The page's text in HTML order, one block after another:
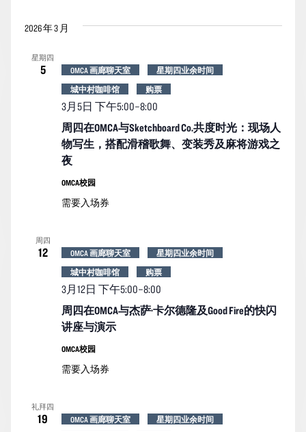
2026 年 3 月
星期四
5
周四在OMCA与Sketchboard Co.共度时光：现场人
物写生，搭配滑稽歌舞、变装秀及麻将游戏之
夜
3月5日 下午5:00–8:00
OMCA 画廊聊天室
星期四业余时间
城中村咖啡馆
购票
OMCA校园
需要入场券
周四
12
周四在OMCA与杰萨·卡尔德隆及Good Fire的快闪
讲座与演示
3月12日 下午5:00–8:00
OMCA 画廊聊天室
星期四业余时间
城中村咖啡馆
购票
OMCA校园
需要入场券
礼拜四
19 OMCA 画廊聊天室
星期四业余时间